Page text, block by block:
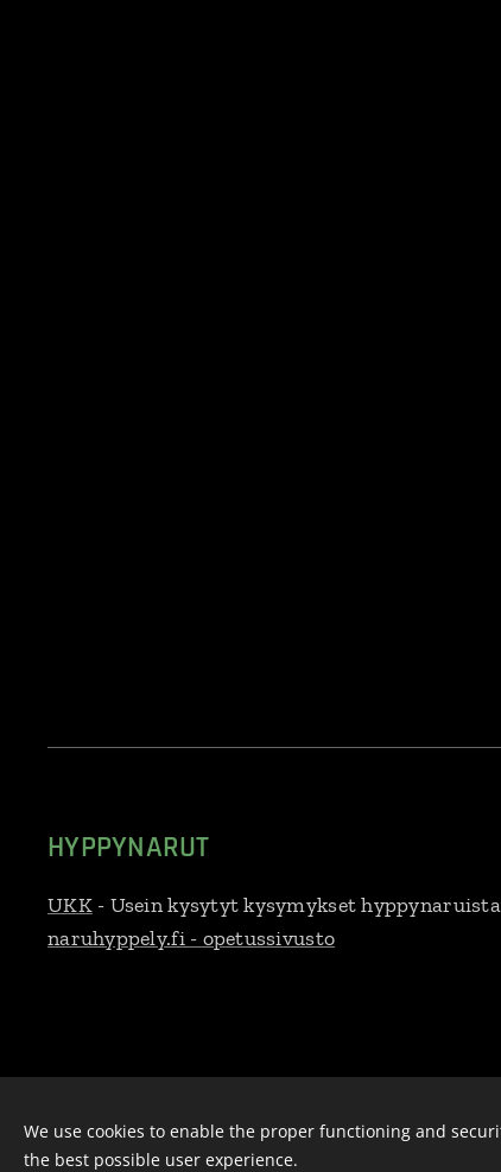
HYPPYNARUT
UKK- Usein kysytyt kysymykset
naruhyppely.fi - opetussivusto
Ropee Oy, Selkärannantie 14b, 83100 Liperi, 045 271 8450,
We use cookies to enable the proper functioning and
the best possible user experience.